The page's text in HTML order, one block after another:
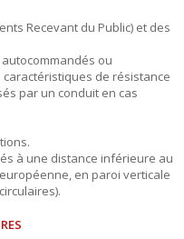
Recevant du Public) et des
ou
de résistance
par un conduit en cas
à une distance inférieure au
en paroi verticale